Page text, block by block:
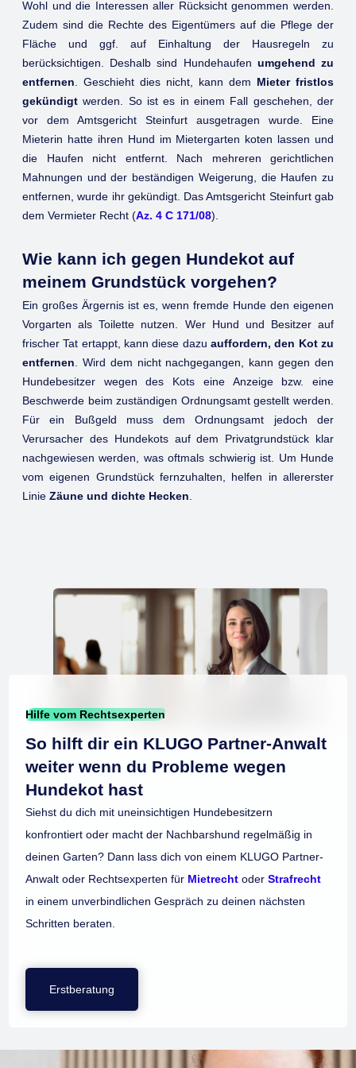
Wohl und die Interessen aller Rücksicht genommen werden.
Zudem sind die Rechte des Eigentümers auf die Pflege der
Fläche und ggf. auf Einhaltung der Hausregeln zu
berücksichtigen. Deshalb sind Hundehaufen umgehend zu
entfernen . Geschieht dies nicht, kann dem Mieter fristlos
gekündigt werden. So ist es in einem Fall geschehen, der
vor dem Amtsgericht Steinfurt ausgetragen wurde. Eine
Mieterin hatte ihren Hund im Mietergarten koten lassen und
die Haufen nicht entfernt. Nach mehreren gerichtlichen
Mahnungen und der beständigen Weigerung, die Haufen zu
entfernen, wurde ihr gekündigt. Das Amtsgericht Steinfurt gab
dem Vermieter Recht (Az. 4 C 171/08).
Wie kann ich gegen Hundekot auf
meinem Grundstück vorgehen?
Ein großes Ärgernis ist es, wenn fremde Hunde den eigenen
Vorgarten als Toilette nutzen. Wer Hund und Besitzer auf
frischer Tat ertappt, kann diese dazu auffordern, den Kot zu
entfernen . Wird dem nicht nachgegangen, kann gegen den
Hundebesitzer wegen des Kots eine Anzeige bzw. eine
Beschwerde beim zuständigen Ordnungsamt gestellt werden.
Für ein Bußgeld muss dem Ordnungsamt jedoch der
Verursacher des Hundekots auf dem Privatgrundstück klar
nachgewiesen werden, was oftmals schwierig ist. Um Hunde
vom eigenen Grundstück fernzuhalten, helfen in allererster
Linie Zäune und dichte Hecken
Hilfe vom Rechtsexperten
So hilft dir ein KLUGO Partner-Anwalt
weiter wenn du Probleme wegen
Hundekot hast
Siehst du dich mit uneinsichtigen Hundebesitzern
konfrontiert oder macht der Nachbarshund regelmäßig in
deinen Garten? Dann lass dich von einem KLUGO Partner-
Anwalt oder Rechtsexperten für Mietrecht oderStrafrecht
in einem unverbindlichen Gespräch zu deinen nächsten
Schritten beraten.
Erstberatung